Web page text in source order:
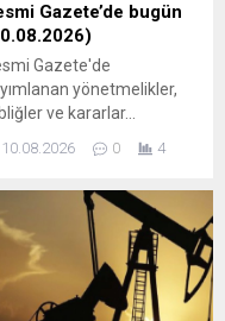
Gazete’de bugün
Gazete'de
yönetmelikler,
ve kararlar...
10.08.2026 0 4